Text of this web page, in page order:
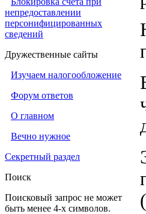
непредоставлении
персонифицированных
сведений
Дружественные сайты
Изучаем налогообложение
Форум ответов
О главном
Вечно нужное
Секретный раздел
Поиск
Поисковый запрос не может
быть менее 4-х символов.